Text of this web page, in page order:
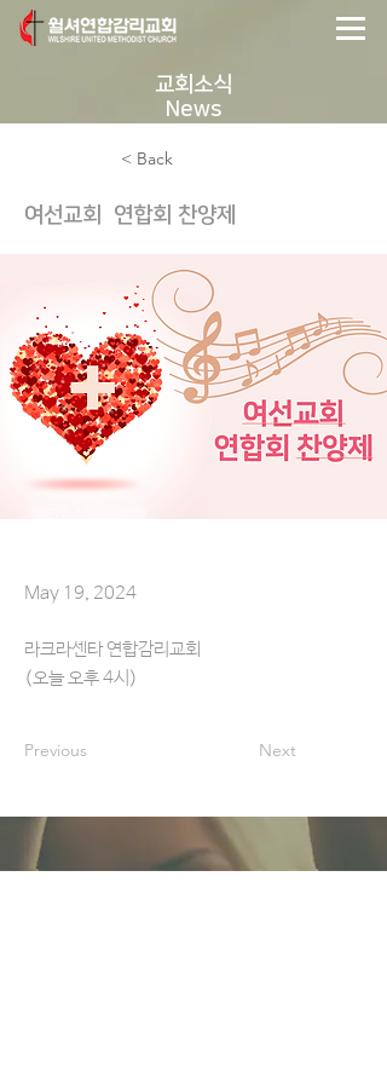
교회소식
News
May 19, 2024
라크라센타 연합감리교회
(오늘 오후 4시)
Previous Next
< Back
여선교회 연합회 찬양제